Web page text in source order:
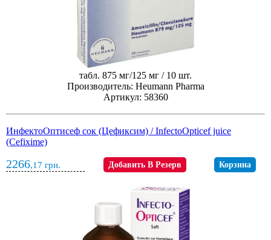
табл. 875 мг/125 мг / 10 шт.
Производитель: Heumann Pharma
Артикул: 58360
ИнфектоОптиcеф сок (Цефиксим) / InfectoOpticef juice
(Cefixime)
2266,17 грн. Добавить В Резерв Корзина